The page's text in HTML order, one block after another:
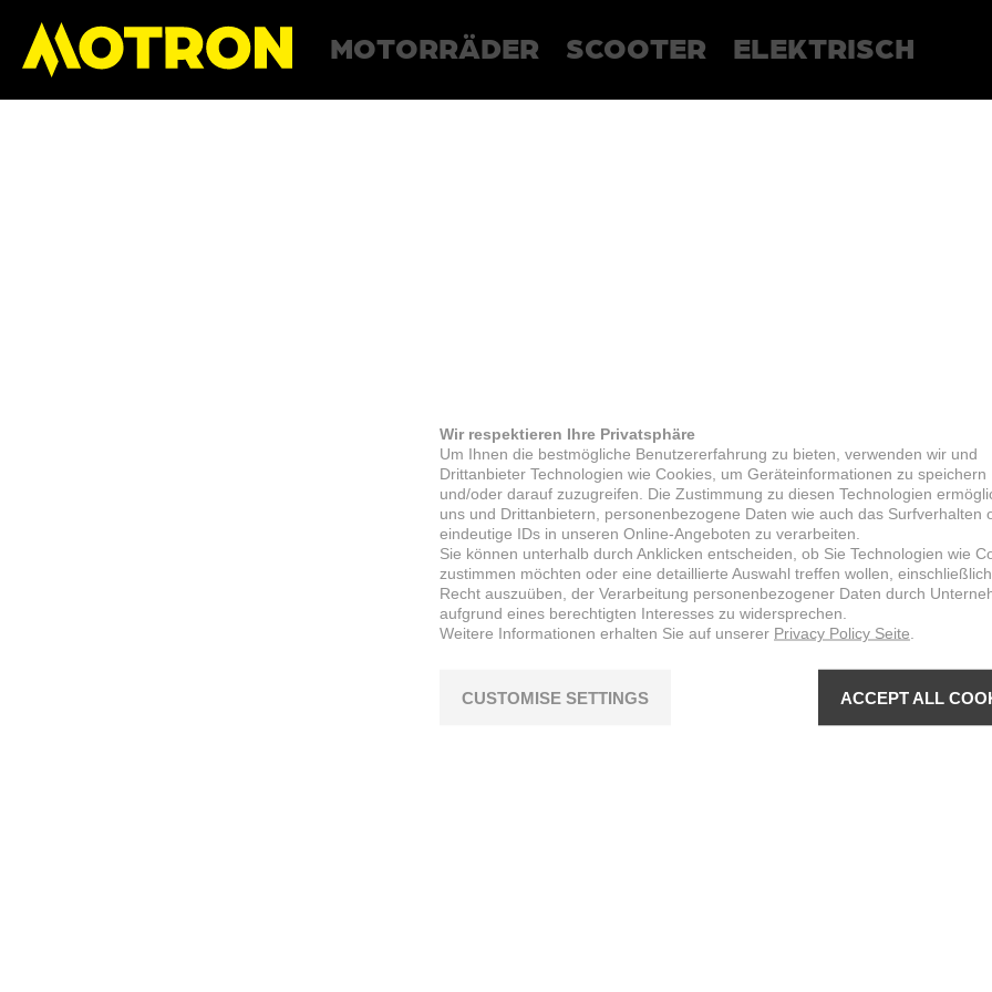
MOTORRÄDER SCOOTER ELEKTRISCH
Wir respektieren Ihre Privatsphäre
Um Ihnen die bestmögliche Benutzererfahrung zu bieten, verwenden wir und
Drittanbieter Technologien wie Cookies, um Geräteinformationen zu speichern
und/oder darauf zuzugreifen. Die Zustimmung zu diesen Technologien
uns und Drittanbietern, personenbezogene Daten wie auch das Surfverhalten
eindeutige IDs in unseren Online-Angeboten zu verarbeiten.
Sie können unterhalb durch Anklicken entscheiden, ob Sie Technologien wie
zustimmen möchten oder eine detaillierte Auswahl treffen wollen,
Recht auszuüben, der Verarbeitung personenbezogener Daten durch
aufgrund eines berechtigten Interesses zu widersprechen.
Weitere Informationen erhalten Sie auf unserer Privacy Policy Seite
CUSTOMISE SETTINGS ACCEPT ALL